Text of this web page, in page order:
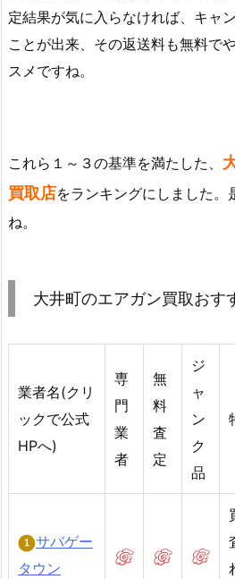
定結果が気に入らなければ、キャ
ことが出来、その返送料も無料で
スメですね。
これら１～３の基準を満たした、
買取店をランキングにしました。
ね。
大井町のエアガン買取おす
業者名(クリ
ックで公式
HPへ)
専
門
業
者
無
料
査
定
ジ
ャ
ン
ク
品
サバゲー
タウン